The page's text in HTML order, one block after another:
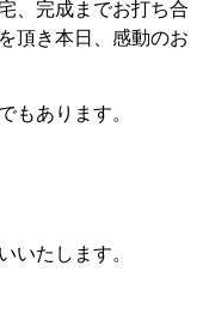
、完成までお打ち合
頂き本日、感動のお
もあります。
いたします。